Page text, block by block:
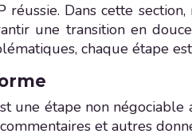
Dans cette
une transition en
chaque étape
une étape non négociable
et autres